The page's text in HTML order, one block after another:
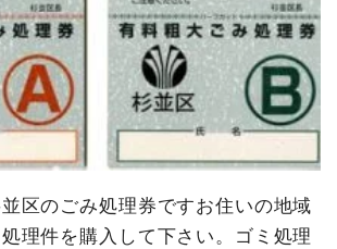
区のごみ処理券ですお住いの地域
理件を購入して下さい。ゴミ処理